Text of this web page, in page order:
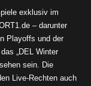
exklusiv im
– darunter
Playoffs und der
„DEL Winter
sein. Die
Live-Rechten auch